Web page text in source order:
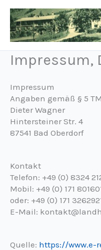
Inhalt
springen
Impressum,
Impressum
Angaben gemäß § 5
Dieter Wagner
Hintersteiner Str. 4
87541 Bad Oberdorf
Kontakt
Telefon: +49 (0) 8324
Mobil: +49 (0) 171
oder: +49 (0) 171
E-Mail:
Quelle: https://www.e-